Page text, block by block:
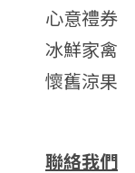
心意禮券
冰鮮家禽
懷舊涼果
聯絡我們